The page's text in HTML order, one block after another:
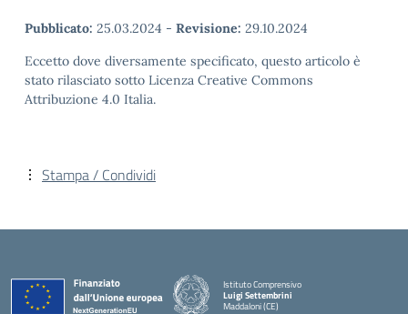
Pubblicato: 25.03.2024 - Revisione: 29.10.2024
Eccetto dove diversamente specificato, questo articolo è
stato rilasciato sotto Licenza Creative Commons
Attribuzione 4.0 Italia.
Stampa / Condividi
Istituto Comprensivo
Luigi Settembrini
Maddaloni (CE)